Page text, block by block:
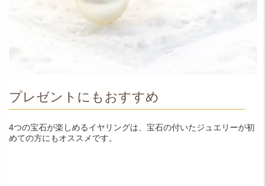
プレゼントにもおすすめ
4つの宝石が楽しめるイヤリングは、宝石の付いたジュエリーが初
めての方にもオススメです。